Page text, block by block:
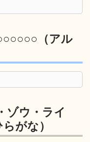
（アル
ウ・ライ
がな）